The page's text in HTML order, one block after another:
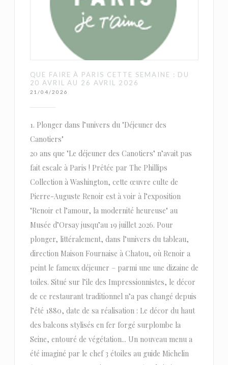
QUE FAIRE À PARIS CETTE SEMAINE : DU
20 AVRIL AU 26 AVRIL 2026
21/04/2026
1. Plonger dans l’univers du "Déjeuner des
Canotiers"
20 ans que "Le déjeuner des Canotiers" n’avait pas
fait escale à Paris ! Prêtée par The Phillips
Collection à Washington, cette œuvre culte de
Pierre-Auguste Renoir est à voir à l’exposition
"Renoir et l’amour, la modernité heureuse" au
Musée d’Orsay jusqu’au 19 juillet 2026. Pour
plonger, littéralement, dans l’univers du tableau,
direction Maison Fournaise à Chatou, où Renoir a
peint le fameux déjeuner – parmi une une dizaine de
toiles. Situé sur l’ile des Impressionnistes, le décor
de ce restaurant traditionnel n’a pas changé depuis
l’été 1880, date de sa réalisation : Le décor du haut
des balcons stylisés en fer forgé surplombe la
Seine, entouré de végétation... Un nouveau menu a
été imaginé par le chef 3 étoiles au guide Michelin